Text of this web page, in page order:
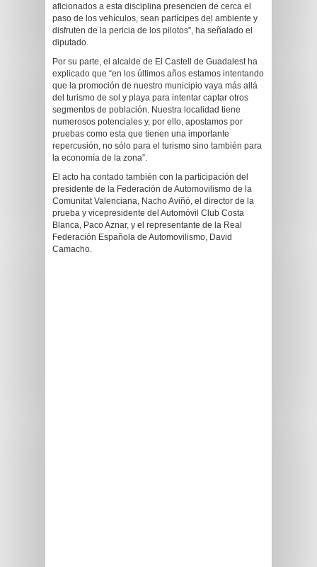
aficionados a esta disciplina presencien de cerca el
paso de los vehículos, sean partícipes del ambiente y
disfruten de la pericia de los pilotos”, ha señalado el
diputado.
Por su parte, el alcalde de El Castell de Guadalest ha
explicado que “en los últimos años estamos intentando
que la promoción de nuestro municipio vaya más allá
del turismo de sol y playa para intentar captar otros
segmentos de población. Nuestra localidad tiene
numerosos potenciales y, por ello, apostamos por
pruebas como esta que tienen una importante
repercusión, no sólo para el turismo sino también para
la economía de la zona”.
El acto ha contado también con la participación del
presidente de la Federación de Automovilismo de la
Comunitat Valenciana, Nacho Aviñó, el director de la
prueba y vicepresidente del Automóvil Club Costa
Blanca, Paco Aznar, y el representante de la Real
Federación Española de Automovilismo, David
Camacho.